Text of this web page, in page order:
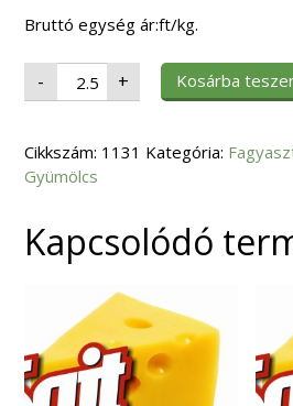
Bruttó egység ár:ft/kg.
- Fagy.
Meggy
Magozott
+ Kosárba
Cikkszám: 1131 Kategória:
Gyümölcs
Kapcsolódó